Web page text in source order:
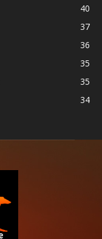
40
37
36
35
35
34